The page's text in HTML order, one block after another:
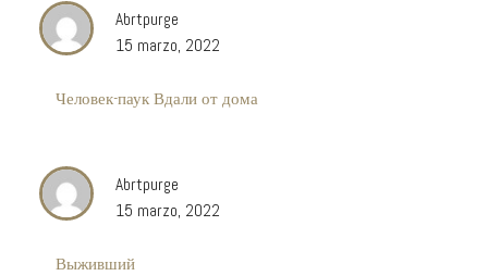
Abrtpurge
15 marzo, 2022
Человек-паук Вдали от дома
Abrtpurge
15 marzo, 2022
Выживший